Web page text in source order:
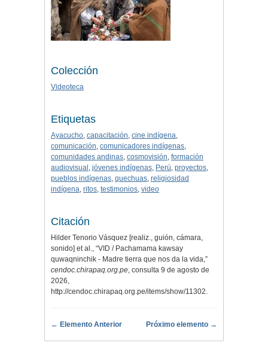
Colección
Videoteca
Etiquetas
Ayacucho, capacitación, cine indígena,
comunicación, comunicadores indígenas,
comunidades andinas, cosmovisión, formación
audiovisual , jóvenes indígenas, Perú, proyectos,
pueblos indígenas, quechuas, religiosidad
indígena, ritos, testimonios, video
Citación
Hilder Tenorio Vásquez [realiz., guión, cámara,
sonido] et al., “VID / Pachamama kawsay
quwaqninchik - Madre tierra que nos da la vida,”
cendoc.chirapaq.org.pe, consulta 9 de agosto de
2026,
http://cendoc.chirapaq.org.pe/items/show/11302.
← Elemento Anterior Próximo elemento →